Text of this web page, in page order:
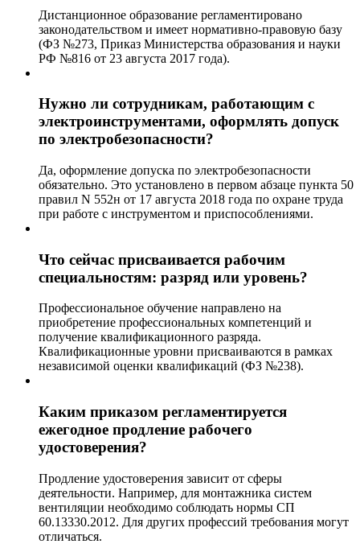
Дистанционное образование регламентировано
законодательством и имеет нормативно-правовую базу
(ФЗ №273, Приказ Министерства образования и науки
РФ №816 от 23 августа 2017 года).
Нужно ли сотрудникам, работающим с
электроинструментами, оформлять допуск
по электробезопасности?
Да, оформление допуска по электробезопасности
обязательно. Это установлено в первом абзаце пункта 50
правил N 552н от 17 августа 2018 года по охране труда
при работе с инструментом и приспособлениями.
Что сейчас присваивается рабочим
специальностям: разряд или уровень?
Профессиональное обучение направлено на
приобретение профессиональных компетенций и
получение квалификационного разряда.
Квалификационные уровни присваиваются в рамках
независимой оценки квалификаций (ФЗ №238).
Каким приказом регламентируется
ежегодное продление рабочего
удостоверения?
Продление удостоверения зависит от сферы
деятельности. Например, для монтажника систем
вентиляции необходимо соблюдать нормы СП
60.13330.2012. Для других профессий требования могут
отличаться.